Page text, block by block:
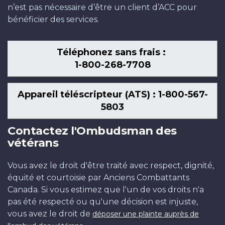
n’est pas nécessaire d’être un client d’ACC pour
bénéficier des services.
Téléphonez sans frais :
1-800-268-7708
Appareil téléscripteur (ATS) : 1-800-567-
5803
Contactez l'Ombudsman des
vétérans
Vous avez le droit d'être traité avec respect, dignité,
équité et courtoisie par Anciens Combattants
Canada. Si vous estimez que l'un de vos droits n'a
pas été respecté ou qu'une décision est injuste,
vous avez le droit de déposer une plainte auprès de